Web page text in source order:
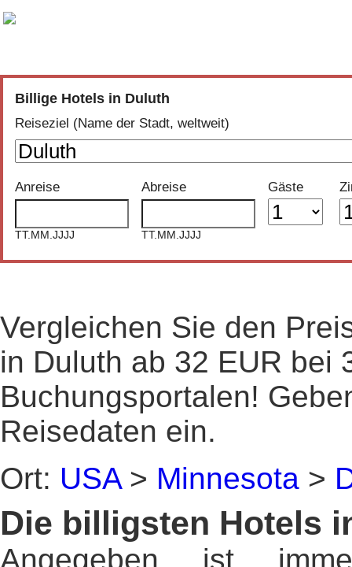
Billige Hotels in Duluth
Reiseziel (Name der Stadt, weltweit)
Anreise
TT.MM.JJJJ
Abreise
TT.MM.JJJJ
Gäste
Vergleichen Sie den
in Duluth ab 32 EUR bei
Buchungsportalen!
Reisedaten ein.
Ort: USA> Minnesota >
Die billigsten Hotels
Angegeben ist